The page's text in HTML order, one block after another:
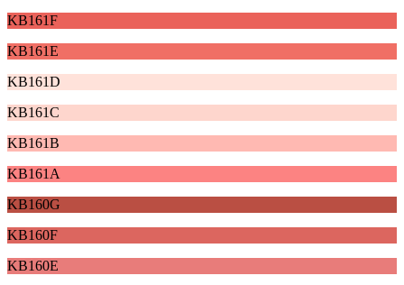
KB161F
KB161E
KB161D
KB161C
KB161B
KB161A
KB160G
KB160F
KB160E